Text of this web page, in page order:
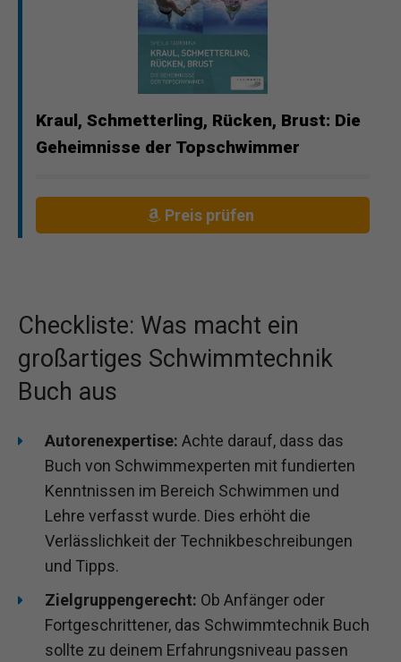
Kraul, Schmetterling, Rücken, Brust: Die
Geheimnisse der Topschwimmer
Preis prüfen
Checkliste: Was macht ein
großartiges Schwimmtechnik
Buch aus
Autorenexpertise: Achte darauf, dass das
Buch von Schwimmexperten mit fundierten
Kenntnissen im Bereich Schwimmen und
Lehre verfasst wurde. Dies erhöht die
Verlässlichkeit der Technikbeschreibungen
und Tipps.
Zielgruppengerecht: Ob Anfänger oder
Fortgeschrittener, das Schwimmtechnik Buch
sollte zu deinem Erfahrungsniveau passen